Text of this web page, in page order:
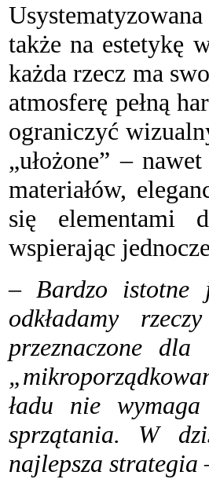
U
także na estetykę
każda rzecz ma
atmosferę pełną
ograniczyć
„ułożone” –
materiałów,
się elementami
wspierając
– Bardzo istotne
odkładamy
przeznaczone
ładu nie
sprzątania. W
najlepsza strategia